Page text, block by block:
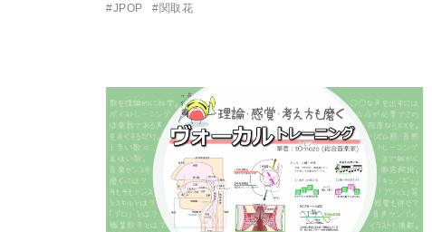
#JPOP #関取花